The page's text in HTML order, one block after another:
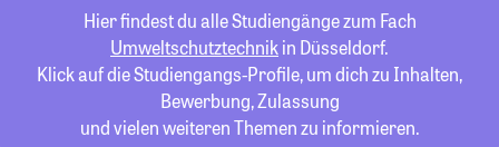
Hier findest du alle Studiengänge zum Fach
Umweltschutztechnikin Düsseldorf.
Klick auf die Studiengangs-Profile, um dich zu Inhalten,
Bewerbung, Zulassung
und vielen weiteren Themen zu informieren.